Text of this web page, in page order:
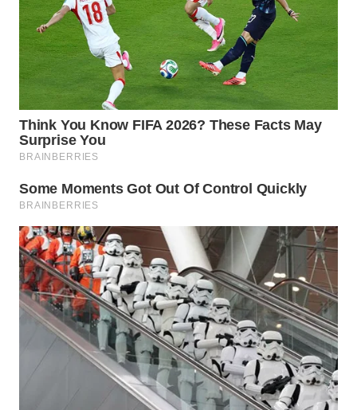
WN
BEKASI
WN
BOGOR
WN
DEPOK
WN
UTARA
WN
SAMOSIR
WN
PADANG
LAWAS